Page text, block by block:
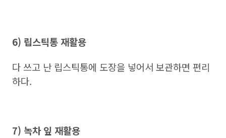
6) 립스틱통 재활용
다 쓰고 난 립스틱통에 도장을 넣어서 보관하면 편리
하다.
7) 녹차 잎 재활용